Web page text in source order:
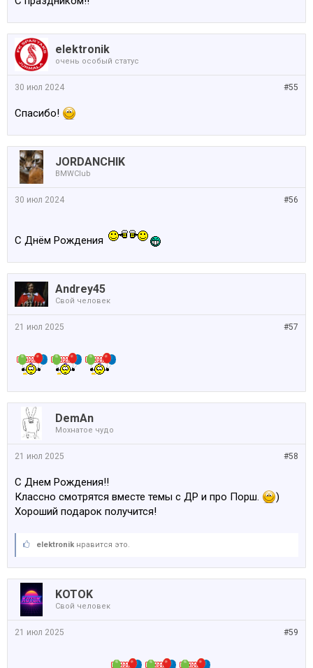
elektronik
очень особый статус
#55
30 июл 2024
Спасибо!
JORDANCHIK
BMWClub
#56
30 июл 2024
С Днём Рождения
Andrey45
Свой человек
#57
21 июл 2025
DemAn
Мохнатое чудо
#58
21 июл 2025
С Днем Рождения!!
Классно смотрятся вместе темы с ДР и про Порш.
)
Хороший подарок получится!
elektronik нравится это.
KOTOK
Свой человек
#59
21 июл 2025